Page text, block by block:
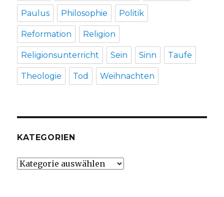
Paulus Philosophie Politik
Reformation Religion
Religionsunterricht Sein Sinn Taufe
Theologie Tod Weihnachten
KATEGORIEN
Kategorien